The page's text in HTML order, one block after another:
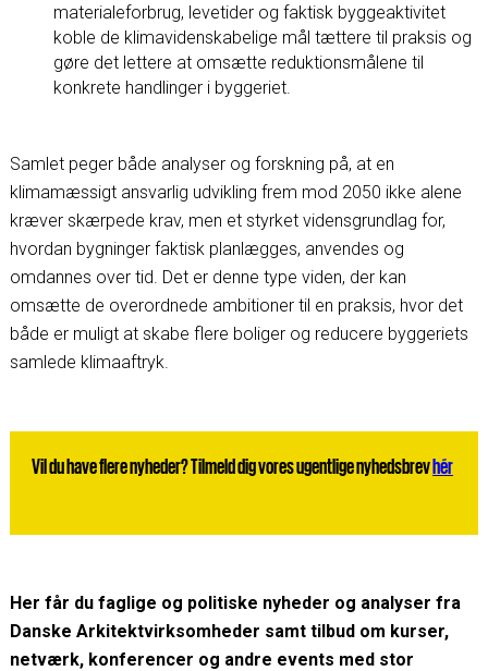
materialeforbrug, levetider og faktisk byggeaktivitet
koble de klimavidenskabelige mål tættere til praksis og
gøre det lettere at omsætte reduktionsmålene til
konkrete handlinger i byggeriet.
Samlet peger både analyser og forskning på, at en
klimamæssigt ansvarlig udvikling frem mod 2050 ikke alene
kræver skærpede krav, men et styrket vidensgrundlag for,
hvordan bygninger faktisk planlægges, anvendes og
omdannes over tid. Det er denne type viden, der kan
omsætte de overordnede ambitioner til en praksis, hvor det
både er muligt at skabe flere boliger og reducere byggeriets
samlede klimaaftryk.
Vil du have flere nyheder? Tilmeld dig vores ugentlige nyhedsbrevhér
Her får du faglige og politiske nyheder og analyser fra
Danske Arkitektvirksomheder samt tilbud om kurser,
netværk, konferencer og andre events med stor